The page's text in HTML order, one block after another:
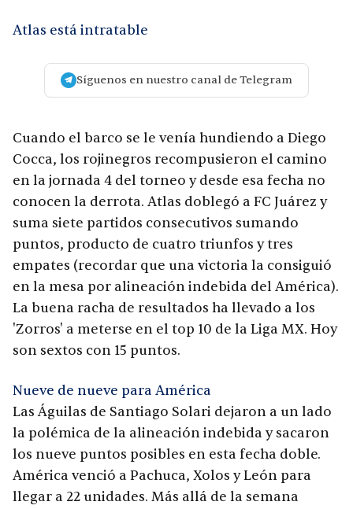
Atlas está intratable
Síguenos en nuestro canal de Telegram
Cuando el barco se le venía hundiendo a Diego
Cocca, los rojinegros recompusieron el camino
en la jornada 4 del torneo y desde esa fecha no
conocen la derrota. Atlas doblegó a FC Juárez y
suma siete partidos consecutivos sumando
puntos, producto de cuatro triunfos y tres
empates (recordar que una victoria la consiguió
en la mesa por alineación indebida del América).
La buena racha de resultados ha llevado a los
'Zorros' a meterse en el top 10 de la Liga MX. Hoy
son sextos con 15 puntos.
Nueve de nueve para América
Las Águilas de Santiago Solari dejaron a un lado
la polémica de la alineación indebida y sacaron
los nueve puntos posibles en esta fecha doble.
América venció a Pachuca, Xolos y León para
llegar a 22 unidades. Más allá de la semana